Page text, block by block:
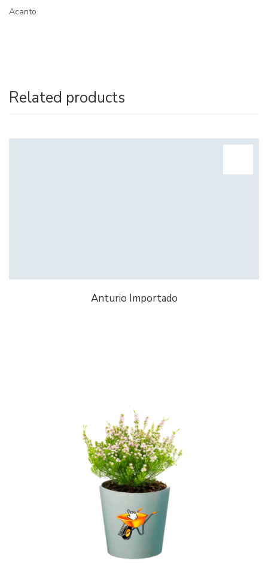
Acanto
Related products
Anturio Importado